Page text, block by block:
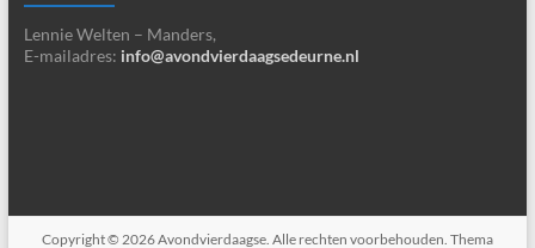
Lennie Welten – Manders,
E-mailadres: info@avondvierdaagsedeurne.nl
Copyright © 2026Avondvierdaagse. Alle rechten voorbehouden. Thema